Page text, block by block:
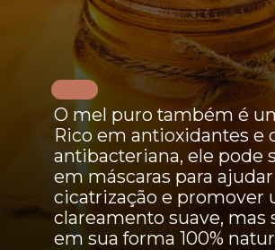
O mel puro também é
Rico em antioxidantes e
antibacteriana, ele pode
em máscaras para ajudar
cicatrização e promover
clareamento suave, mas
em sua forma 100%